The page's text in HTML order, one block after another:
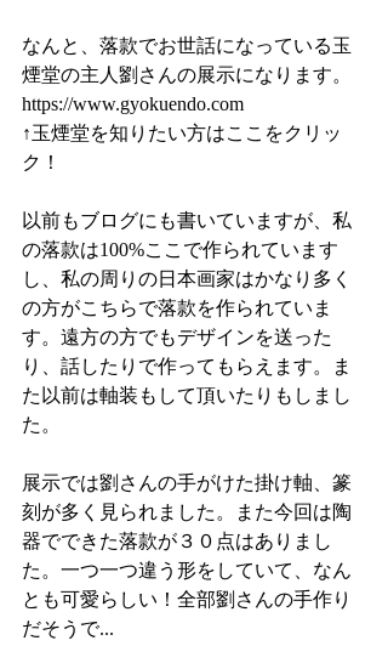
なんと、落款でお世話になっている玉
煙堂の主人劉さんの展示になります。
https://www.gyokuendo.com
↑玉煙堂を知りたい方はここをクリッ
ク！
以前もブログにも書いていますが、私
の落款は100%ここで作られています
し、私の周りの日本画家はかなり多く
の方がこちらで落款を作られていま
す。遠方の方でもデザインを送った
り、話したりで作ってもらえます。ま
た以前は軸装もして頂いたりもしまし
た。
展示では劉さんの手がけた掛け軸、篆
刻が多く見られました。また今回は陶
器でできた落款が３０点はありまし
た。一つ一つ違う形をしていて、なん
とも可愛らしい！全部劉さんの手作り
だそうで...